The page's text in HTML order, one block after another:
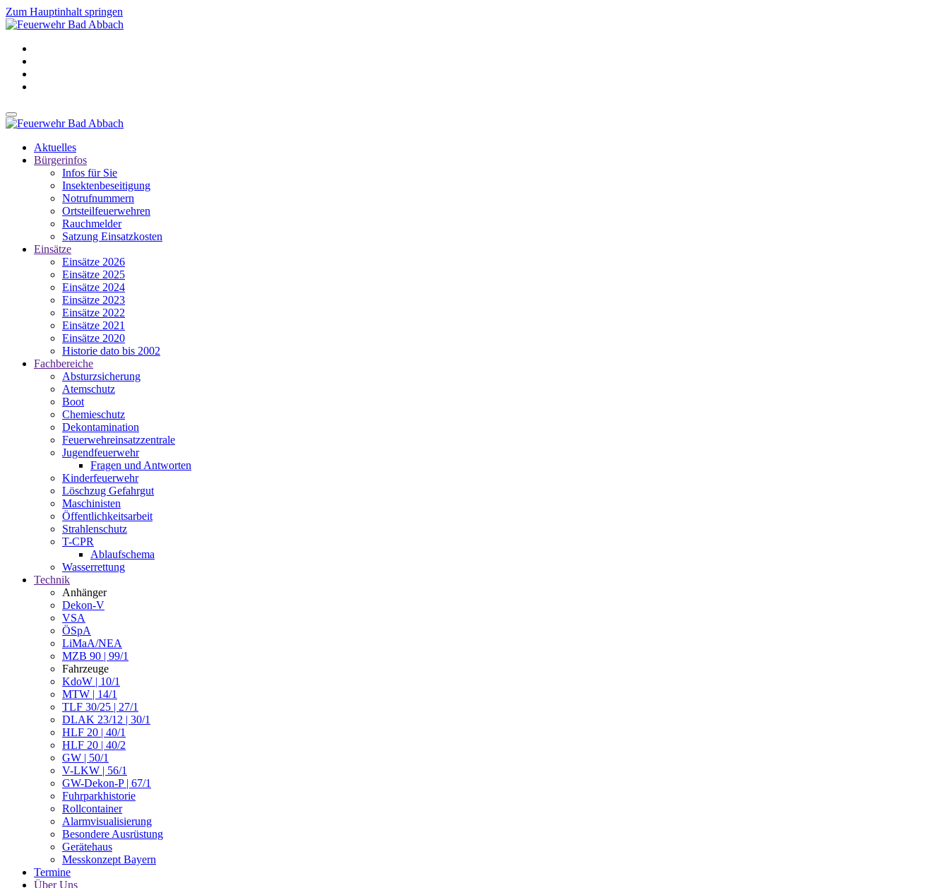
Zum Hauptinhalt springen
Aktuelles
Bürgerinfos
Infos für Sie
Insektenbeseitigung
Notrufnummern
Ortsteilfeuerwehren
Rauchmelder
Satzung Einsatzkosten
Einsätze
Einsätze 2026
Einsätze 2025
Einsätze 2024
Einsätze 2023
Einsätze 2022
Einsätze 2021
Einsätze 2020
Historie dato bis 2002
Fachbereiche
Absturzsicherung
Atemschutz
Boot
Chemieschutz
Dekontamination
Feuerwehreinsatzzentrale
Jugendfeuerwehr
Fragen und Antworten
Kinderfeuerwehr
Löschzug Gefahrgut
Maschinisten
Öffentlichkeitsarbeit
Strahlenschutz
T-CPR
Ablaufschema
Wasserrettung
Technik
Anhänger
Dekon-V
VSA
ÖSpA
LiMaA/NEA
MZB 90 | 99/1
Fahrzeuge
KdoW | 10/1
MTW | 14/1
TLF 30/25 | 27/1
DLAK 23/12 | 30/1
HLF 20 | 40/1
HLF 20 | 40/2
GW | 50/1
V-LKW | 56/1
GW-Dekon-P | 67/1
Fuhrparkhistorie
Rollcontainer
Alarmvisualisierung
Besondere Ausrüstung
Gerätehaus
Messkonzept Bayern
Termine
Über Uns